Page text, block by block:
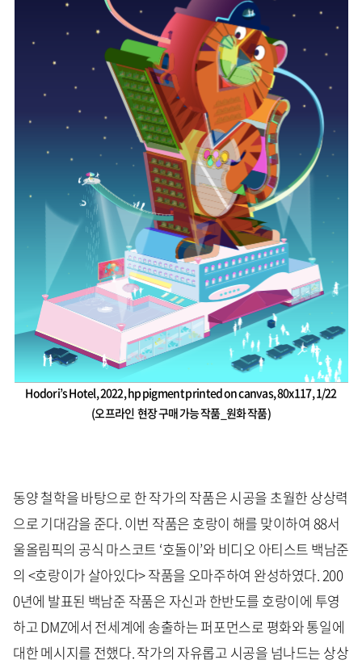
Hodori’s Hotel, 2022, hp pigment printed on canvas, 80x117, 1/22
(오프라인 현장 구매 가능 작품_원화 작품)
동양 철학을 바탕으로 한 작가의 작품은 시공을 초월한 상상력
으로 기대감을 준다. 이번 작품은 호랑이 해를 맞이하여 88서
울올림픽의 공식 마스코트 ‘호돌이’와 비디오 아티스트 백남준
의 <호랑이가 살아있다> 작품을 오마주하여 완성하였다. 200
0년에 발표된 백남준 작품은 자신과 한반도를 호랑이에 투영
하고 DMZ에서 전세계에 송출하는 퍼포먼스로 평화와 통일에
대한 메시지를 전했다. 작가의 자유롭고 시공을 넘나드는 상상